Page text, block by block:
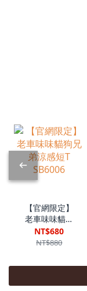
【官網限定】
老車味味貓狗
兄弟涼感短T
SB6006
NT$680
NT$880